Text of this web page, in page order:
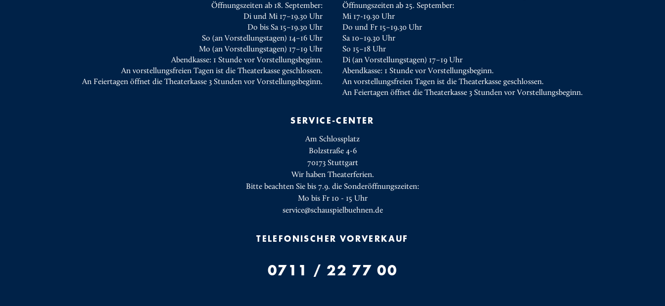
Öffnungszeiten ab 18. September:
Di und Mi 17–19.30 Uhr
Do bis Sa 15–19.30 Uhr
So (an Vorstellungstagen) 14–16 Uhr
Mo (an Vorstellungstagen) 17–19 Uhr
Abendkasse: 1 Stunde vor Vorstellungsbeginn.
An vorstellungsfreien Tagen ist die Theaterkasse geschlossen.
An Feiertagen öffnet die Theaterkasse 3 Stunden vor Vorstellungsbeginn.
Öffnungszeiten ab 25. September:
Mi 17-19.30 Uhr
Do und Fr 15–19.30 Uhr
Sa 10–19.30 Uhr
So 15–18 Uhr
Di (an Vorstellungstagen) 17–19 Uhr
Abendkasse: 1 Stunde vor Vorstellungsbeginn.
An vorstellungsfreien Tagen ist die Theaterkasse geschlossen.
An Feiertagen öffnet die Theaterkasse 3 Stunden vor Vorstellungsbeginn.
SERVICE-CENTER
Am Schlossplatz
Bolzstraße 4-6
70173 Stuttgart
Wir haben Theaterferien.
Bitte beachten Sie bis 7.9. die Sonderöffnungszeiten:
Mo bis Fr 10 - 15 Uhr
service@schauspielbuehnen.de
TELEFONISCHER VORVERKAUF
0711 / 22 77 00